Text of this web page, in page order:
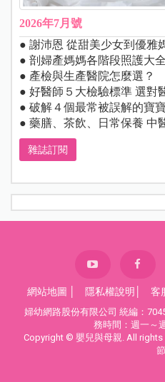
2026年7月號
● 謝沛恩 從甜美少女到優雅
● 剖婦產媽媽各階段照護大全
● 產檢與生產醫院怎麼選？
● 好醫師５大檢驗標準 選對
● 破解４個最常被誤解的寶
● 藥膳、茶飲、日常保養 中
雜誌訂閱
網站地圖 隱私權說明 客
婦幼網路股份有限公司 統編：
務時間：週一～
Copyright © 嬰兒與母親. All